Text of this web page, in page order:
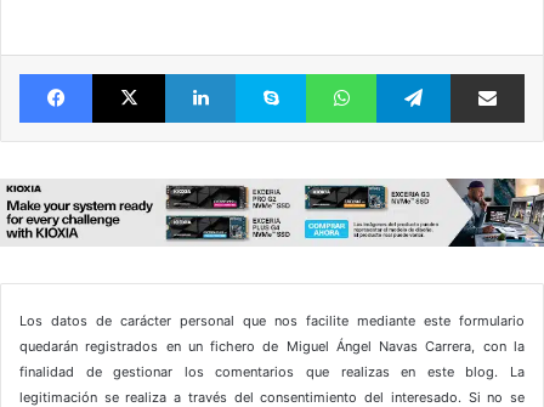
FacebookX LinkedIn Skype WhatsAppTelegram
Los datos de carácter personal que nos facilite mediante este formulario
quedarán registrados en un fichero de Miguel Ángel Navas Carrera, con la
finalidad de gestionar los comentarios que realizas en este blog. La
legitimación se realiza a través del consentimiento del interesado. Si no se